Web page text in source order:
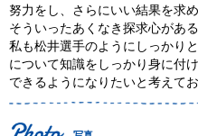
努力をし、さらにいい結果を求め
そういったあくなき探求心があ
私も松井選手のようにしっかり
について知識をしっかり身に付
できるようになりたいと考